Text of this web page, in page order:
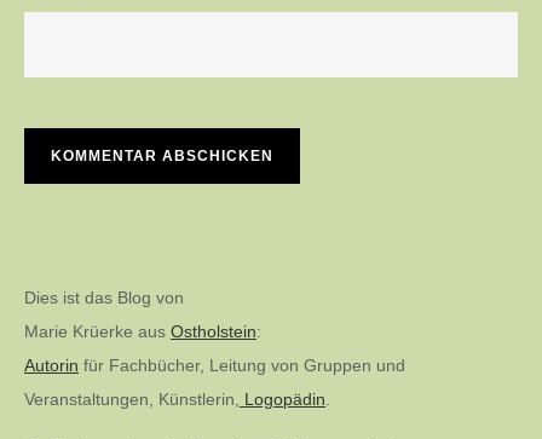
Dies ist das Blog von
Marie Krüerke aus Ostholstein:
Autorin für Fachbücher, Leitung von Gruppen und
Veranstaltungen, Künstlerin,
Logopädin